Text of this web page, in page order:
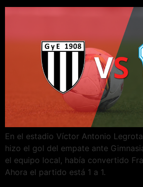
En el estadio Víctor Antonio
hizo el gol del empate ante
el equipo local, había convertido
Ahora el partido está 1 a 1.